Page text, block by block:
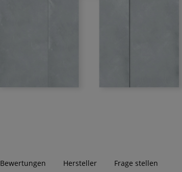
Bewertungen Hersteller Frage stellen